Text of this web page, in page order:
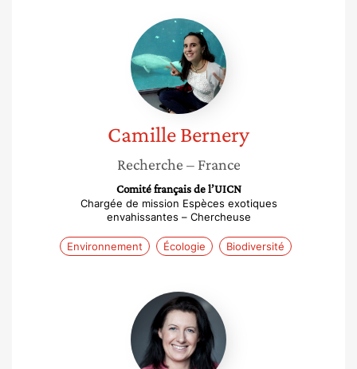
Camille
Bernery
CamilleBernery
Recherche – France
Comité français de l’UICN
Chargée de mission Espèces exotiques
envahissantes – Chercheuse
Environnement Écologie Biodiversité
Céline
Sissler-
Bienvenu